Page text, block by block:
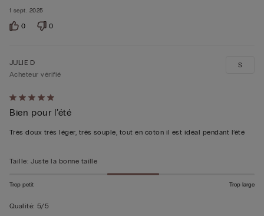
1 sept. 2025
0 0
Évalué
5sur 5
JULIE D
Acheteur vérifié
Bien pour l’été
Très doux très léger, très souple, tout en coton il est idéal pendant l’été
S
Taille: Juste la bonne taille
Trop petit Trop large
Qualité: 5/5